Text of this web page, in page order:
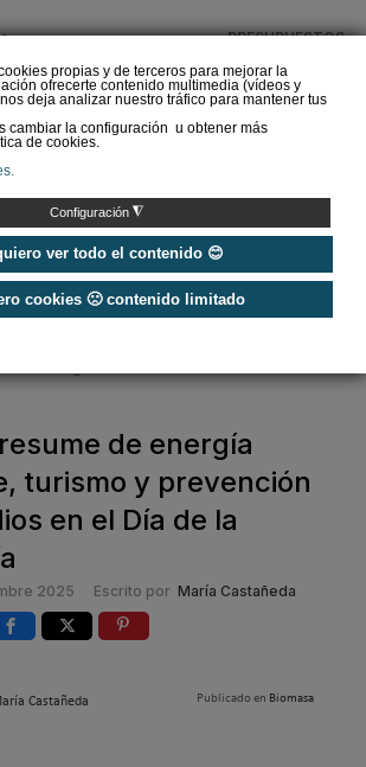
propias y de terceros para mejorar la
ofrecerte contenido multimedia (vídeos y
deja analizar nuestro tráfico para mantener tus
cambiar la configuración u obtener más
de cookies.
Configuración ◮
ver todo el contenido 😊
cookies 🙁 contenido limitado
PRESUPUESTOS
esto cuesta un saco en
verano de …
/ Biomasa
/
de energía
turismo y prevención
en el Día de la
2025 Escrito por María Castañeda
Castañeda Publicado en Biomasa